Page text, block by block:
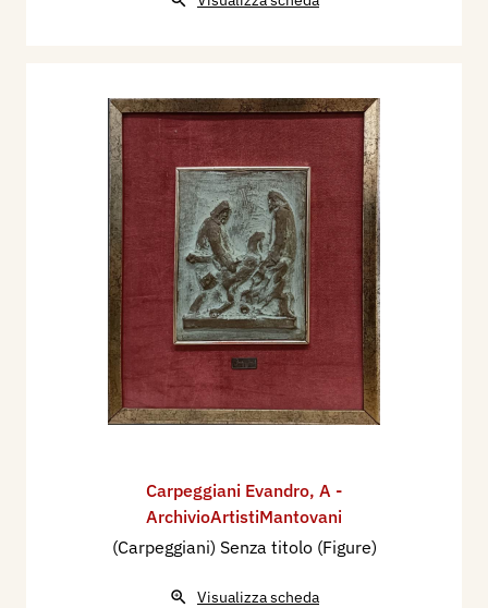
Carpeggiani Evandro, A -
ArchivioArtistiMantovani
(Carpeggiani) Senza titolo (Figure)
Visualizza scheda